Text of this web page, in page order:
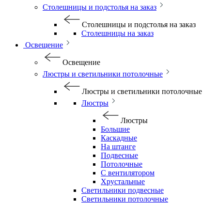
Столешницы и подстолья на заказ
Столешницы и подстолья на заказ
Столешницы на заказ
Освещение
Освещение
Люстры и светильники потолочные
Люстры и светильники потолочные
Люстры
Люстры
Большие
Каскадные
На штанге
Подвесные
Потолочные
С вентилятором
Хрустальные
Светильники подвесные
Светильники потолочные